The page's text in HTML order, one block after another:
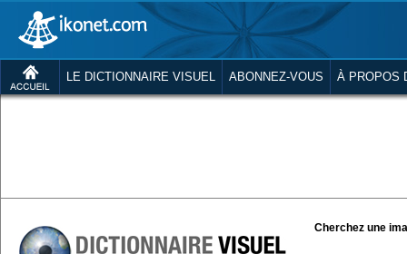
LE DICTIONNAIRE VISUEL ABONNEZ-VOUS À PROPOS
Cherchez une